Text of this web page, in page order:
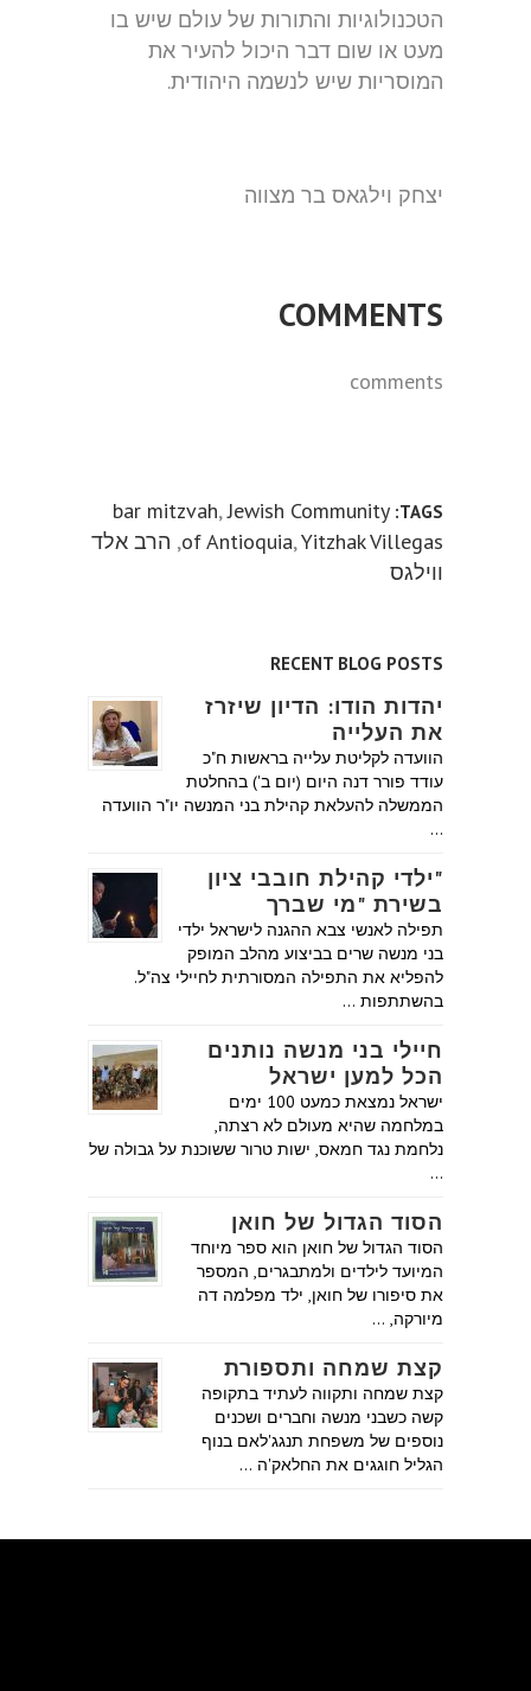
הטכנולוגיות והתורות של עולם שיש בו
מעט או שום דבר היכול להעיר את
המוסריות שיש לנשמה היהודית.
יצחק וילגאס בר מצווה
COMMENTS
comments
TAGS:
bar mitzvah,Jewish Community
of Antioquia,Yitzhak Villegas
, הרב אלד
ווילגס
RECENT BLOG POSTS
יהדות הודו: הדיון שיזרז
את העלייה
הוועדה לקליטת עלייה בראשות ח"כ
עודד פורר דנה היום (יום ב') בהחלטת
הממשלה להעלאת קהילת בני המנשה יו"ר הוועדה
…
"ילדי קהילת חובבי ציון
בשירת "מי שברך
תפילה לאנשי צבא ההגנה לישראל ילדי
בני מנשה שרים בביצוע מהלב המופק
להפליא את התפילה המסורתית לחיילי צה"ל.
בהשתתפות …
חיילי בני מנשה נותנים
הכל למען ישראל
ישראל נמצאת כמעט 100 ימים
במלחמה שהיא מעולם לא רצתה,
נלחמת נגד חמאס, ישות טרור ששוכנת על גבולה של
…
הסוד הגדול של חואן
הסוד הגדול של חואן הוא ספר מיוחד
המיועד לילדים ולמתבגרים, המספר
את סיפורו של חואן, ילד מפלמה דה
מיורקה, …
קצת שמחה ותספורת
קצת שמחה ותקווה לעתיד בתקופה
קשה כשבני מנשה וחברים ושכנים
נוספים של משפחת תנגג'לאם בנוף
הגליל חוגגים את החלאק'ה …